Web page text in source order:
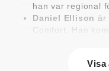
han var regional
Daniel Ellison är
Comfort. Han
var
Visa